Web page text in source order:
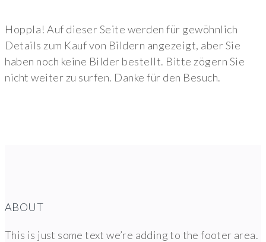
Hoppla! Auf dieser Seite werden für gewöhnlich
Details zum Kauf von Bildern angezeigt, aber Sie
haben noch keine Bilder bestellt. Bitte zögern Sie
nicht weiter zu surfen. Danke für den Besuch.
ABOUT
This is just some text we’re adding to the footer area.